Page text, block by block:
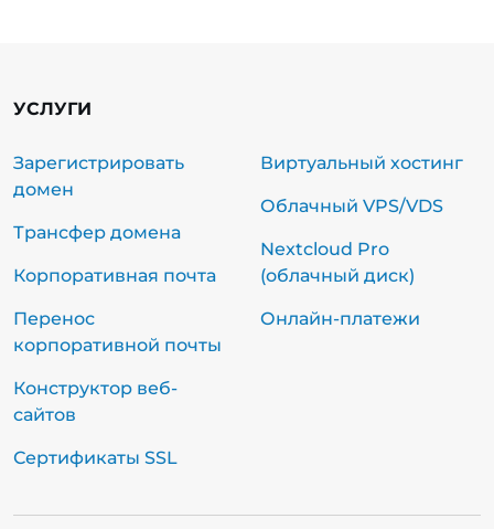
УСЛУГИ
Зарегистрировать
домен
Трансфер домена
Корпоративная почта
Перенос
корпоративной почты
Конструктор веб-
сайтов
Сертификаты SSL
Виртуальный хостинг
Облачный VPS/VDS
Nextcloud Pro
(облачный диск)
Онлайн-платежи